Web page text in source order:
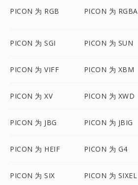
PICON 为 RGB PICON 为 RGBA
PICON 为 SGI PICON 为 SUN
PICON 为 VIFF PICON 为 XBM
PICON 为 XV PICON 为 XWD
PICON 为 JBG PICON 为 JBIG
PICON 为 HEIF PICON 为 G4
PICON 为 SIX PICON 为 SIXEL